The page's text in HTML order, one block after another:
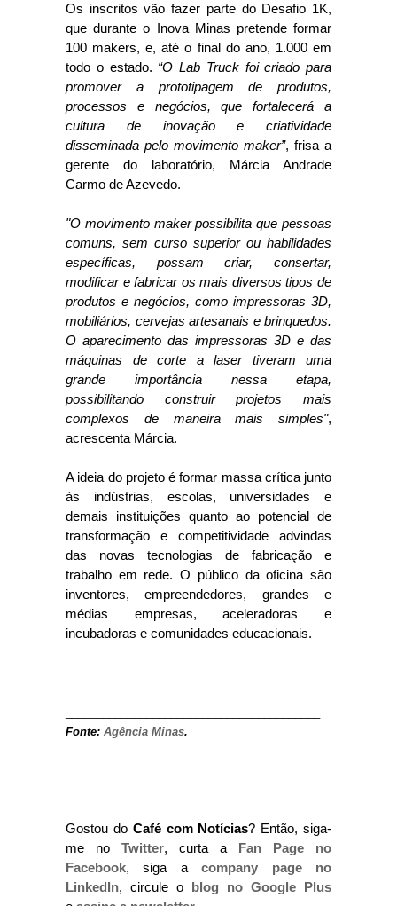
Os inscritos vão fazer parte do Desafio 1K,
que durante o Inova Minas pretende formar
100 makers, e, até o final do ano, 1.000 em
todo o estado. “O Lab Truck foi criado para
promover a prototipagem de produtos,
processos e negócios, que fortalecerá a
cultura de inovação e criatividade
disseminada pelo movimento maker”, frisa a
gerente do laboratório, Márcia Andrade
Carmo de Azevedo.
"O movimento maker possibilita que pessoas
comuns, sem curso superior ou habilidades
específicas, possam criar, consertar,
modificar e fabricar os mais diversos tipos de
produtos e negócios, como impressoras 3D,
mobiliários, cervejas artesanais e brinquedos.
O aparecimento das impressoras 3D e das
máquinas de corte a laser tiveram uma
grande importância nessa etapa,
possibilitando construir projetos mais
complexos de maneira mais simples",
acrescenta Márcia.
A ideia do projeto é formar massa crítica junto
às indústrias, escolas, universidades e
demais instituições quanto ao potencial de
transformação e competitividade advindas
das novas tecnologias de fabricação e
trabalho em rede. O público da oficina são
inventores, empreendedores, grandes e
médias empresas, aceleradoras e
incubadoras e comunidades educacionais.
Fonte: Agência Minas.
Gostou do Café com Notícias? Então, siga-
me no Twitter, curta a Fan Page no
Facebook, siga acompany page no
LinkedIn, circule o blog no Google Plus